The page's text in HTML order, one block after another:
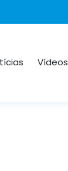
Vídeos